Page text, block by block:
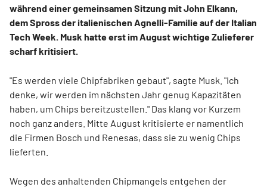
während einer gemeinsamen Sitzung mit John Elkann,
dem Spross der italienischen Agnelli-Familie auf der Italian
Tech Week. Musk hatte erst im August wichtige Zulieferer
scharf kritisiert.
"Es werden viele Chipfabriken gebaut", sagte Musk. "Ich
denke, wir werden im nächsten Jahr genug Kapazitäten
haben, um Chips bereitzustellen." Das klang vor Kurzem
noch ganz anders. Mitte August kritisierte er namentlich
die Firmen Bosch und Renesas, dass sie zu wenig Chips
lieferten.
Wegen des anhaltenden Chipmangels entgehen der